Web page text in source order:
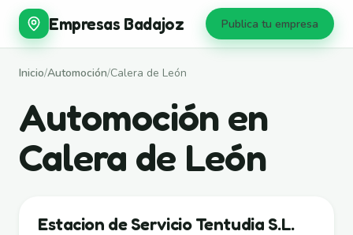
Empresas Badajoz Publica tu empresa
Inicio/Automoción/Calera de León
Automoción en
Calera de León
Estacion de Servicio Tentudia S.L.